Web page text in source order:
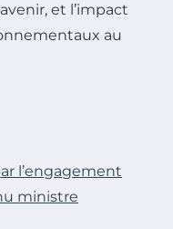
et l’impact
au
l’engagement
ministre